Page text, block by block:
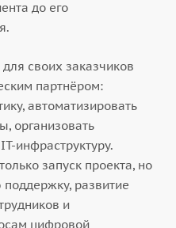
до его
своих заказчиков
партнёром:
автоматизировать
организовать
инфраструктуру.
запуск проекта, но
развитие
и
цифровой